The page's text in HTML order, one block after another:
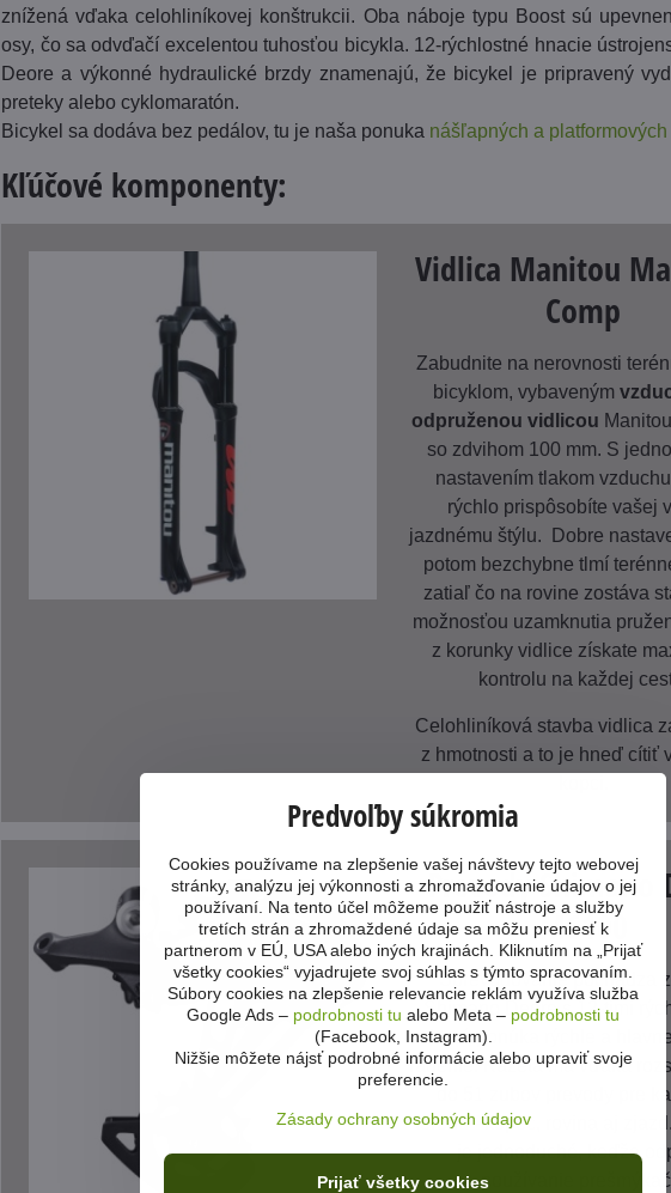
znížená vďaka celohliníkovej konštrukcii. Oba náboje typu Boost sú
osy, čo sa odvďačí excelentou tuhosťou bicykla. 12-rýchlostné hnacie
Deore a výkonné hydraulické brzdy znamenajú, že bicykel je pripravený
preteky alebo cyklomaratón.
Bicykel sa dodáva bez pedálov, tu je naša ponuka nášľapných a platformových
Kľúčové komponenty:
Vidlica Manitou
Comp
Zabudnite na nerovnosti
bicyklom, vybaveným
odpruženou vidlicou
so zdvihom 100 mm. S
nastavením tlakom
rýchlo prispôsobíte vašej
jazdnému štýlu. Dobre
potom bezchybne tlmí
zatiaľ čo na rovine zostáva
možnosťou uzamknutia
z korunky vidlice získate
kontrolu na každej
Celohliníková stavba vidlica
z hmotnosti a to je hneď cítiť
Prevody Shimano
M6100
Sprevodovanie pochádza
Shimano Deore s 12-timi
ktorá ponúka rýchle a
radenie. Kazeta má vďaka
do 51 zubov prevody pre
terénu - kopec, rovina aj
je jednoduché, keďže
používanie
Predvoľby súkromia
Cookies používame na zlepšenie vašej návštevy tejto webovej
stránky, analýzu jej výkonnosti a zhromažďovanie údajov o jej
používaní. Na tento účel môžeme použiť nástroje a služby
tretích strán a zhromaždené údaje sa môžu preniesť k
partnerom v EÚ, USA alebo iných krajinách. Kliknutím na „Prijať
všetky cookies“ vyjadrujete svoj súhlas s týmto spracovaním.
Súbory cookies na zlepšenie relevancie reklám využíva služba
Google Ads – podrobnosti tu alebo Meta – podrobnosti tu
(Facebook, Instagram).
Nižšie môžete nájsť podrobné informácie alebo upraviť svoje
preferencie.
Zásady ochrany osobných údajov
Prijať všetky cookies